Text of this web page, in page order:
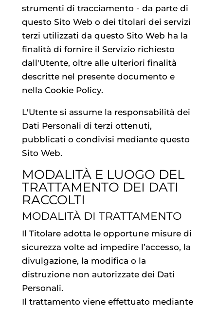
strumenti di tracciamento - da parte di
questo Sito Web o dei titolari dei servizi
terzi utilizzati da questo Sito Web ha la
finalità di fornire il Servizio richiesto
dall'Utente, oltre alle ulteriori finalità
descritte nel presente documento e
nella Cookie Policy.
L'Utente si assume la responsabilità dei
Dati Personali di terzi ottenuti,
pubblicati o condivisi mediante questo
Sito Web.
MODALITÀ E LUOGO DEL
TRATTAMENTO DEI DATI
RACCOLTI
MODALITÀ DI TRATTAMENTO
Il Titolare adotta le opportune misure di
sicurezza volte ad impedire l’accesso, la
divulgazione, la modifica o la
distruzione non autorizzate dei Dati
Personali.
Il trattamento viene effettuato mediante